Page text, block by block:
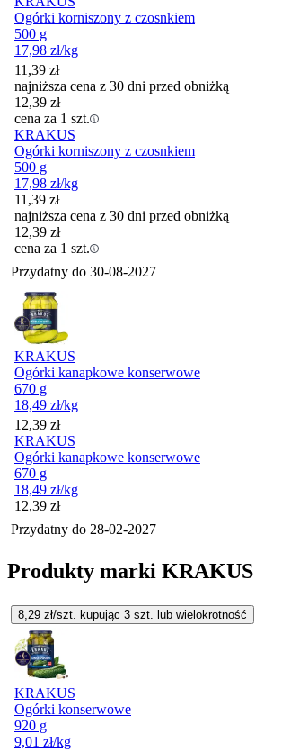
Ogórki korniszony z czosnkiem
500 g
17,98 zł/kg
11,39 zł
najniższa cena z 30 dni przed obniżką
12,39 zł
cena za 1 szt.
KRAKUS
Ogórki korniszony z czosnkiem
500 g
17,98 zł/kg
11,39 zł
najniższa cena z 30 dni przed obniżką
12,39 zł
cena za 1 szt.
Przydatny do 30-08-2027
KRAKUS
Ogórki kanapkowe konserwowe
670 g
18,49 zł/kg
Cena
12,39 zł
KRAKUS
Ogórki kanapkowe konserwowe
670 g
18,49 zł/kg
Cena
12,39 zł
Przydatny do 28-02-2027
Produkty marki KRAKUS
8,29 zł/szt. kupując 3 szt. lub wielokrotność
KRAKUS
Ogórki konserwowe
920 g
9,01 zł/kg